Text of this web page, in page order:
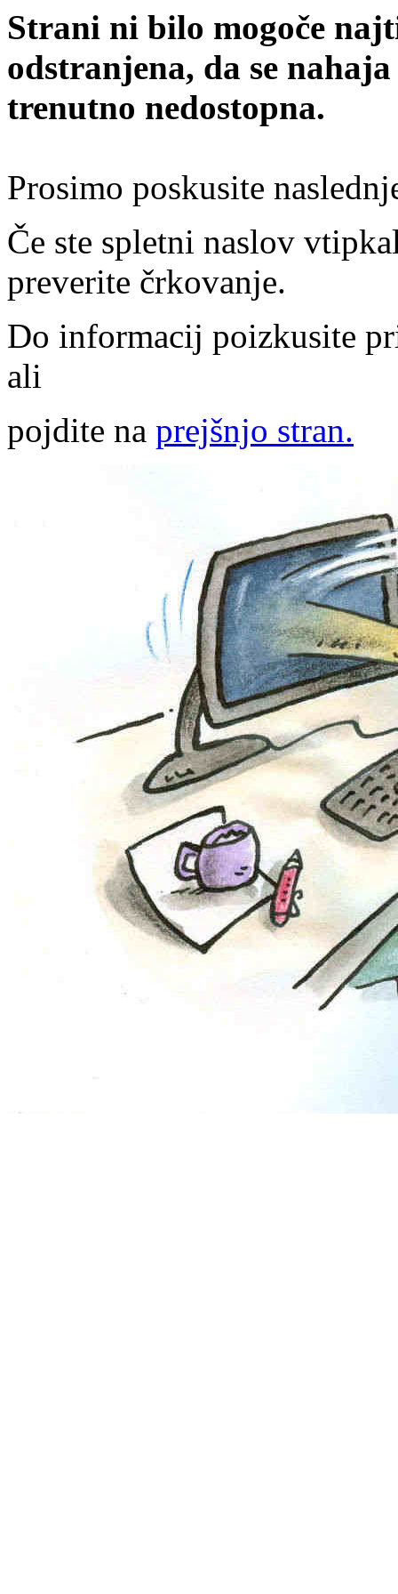
Strani ni bilo mogoče
odstranjena, da se
trenutno nedostopna.
Prosimo poskusite
Če ste spletni naslov
preverite črkovanje.
Do informacij poizkusite
ali
pojdite na prejšnjo stran.